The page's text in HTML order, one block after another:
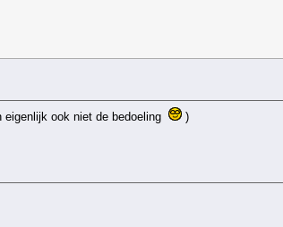
ook niet de bedoeling )